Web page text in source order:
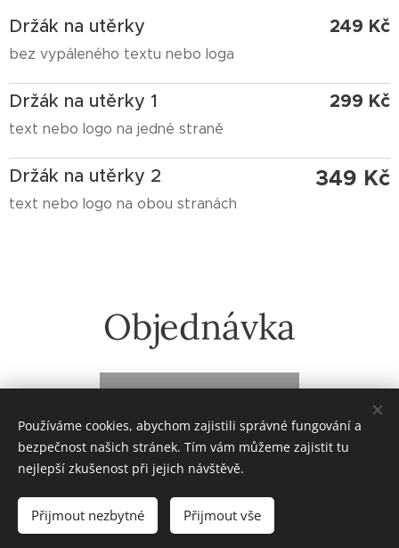
Držák na utěrky
bez vypáleného textu nebo loga
249 Kč
Držák na utěrky 1
text nebo logo na jedné straně
299 Kč
Držák na utěrky 2
text nebo logo na obou stranách
349 Kč
Objednávka
© 2022 založeno v karanténě
zoufalá doba si žádá zoufalé činy (od roku 2020)
Používáme cookies, abychom zajistili správné fungování a
bezpečnost našich stránek. Tím vám můžeme zajistit tu
nejlepší zkušenost při jejich návštěvě.
Přijmout nezbytné Přijmout vše